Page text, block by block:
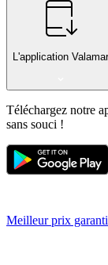
L'application Valamar
Téléchargez notre
sans souci !
Meilleur prix garanti